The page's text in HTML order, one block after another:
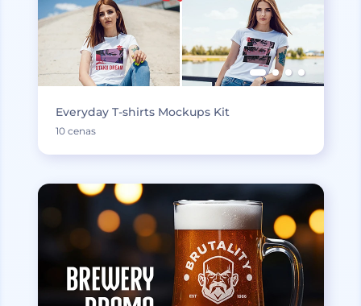
Everyday T-shirts Mockups Kit
10 cenas